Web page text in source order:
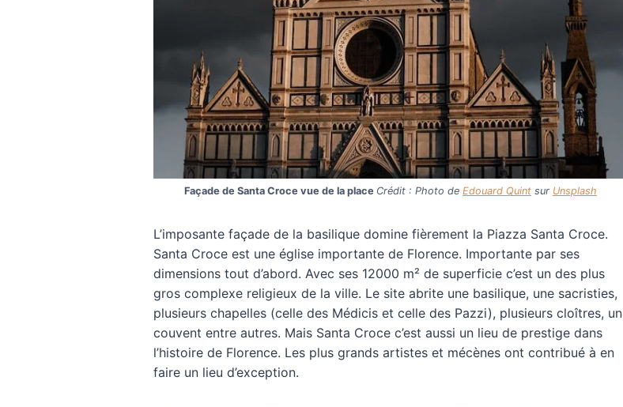
Façade de Santa Croce vue de la place Crédit : Photo de Edouard Quint sur Unsplash
L’imposante façade de la basilique domine fièrement la Piazza Santa Croce.
Santa Croce est une église importante de Florence. Importante par ses
dimensions tout d’abord. Avec ses 12000 m² de superficie c’est un des plus
gros complexe religieux de la ville. Le site abrite une basilique, une sacristies,
plusieurs chapelles (celle des Médicis et celle des Pazzi), plusieurs cloîtres, un
couvent entre autres. Mais Santa Croce c’est aussi un lieu de prestige dans
l’histoire de Florence. Les plus grands artistes et mécènes ont contribué à en
faire un lieu d’exception.